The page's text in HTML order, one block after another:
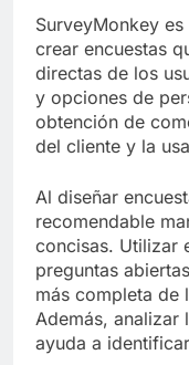
SurveyMonkey
crear encuestas
directas de los
y opciones de
obtención de
del cliente y la
Al diseñar
recomendable
concisas. Utilizar
preguntas
más completa de
Además, analizar
ayuda a